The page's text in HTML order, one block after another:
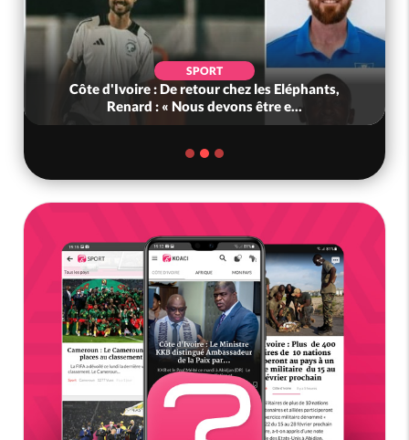
SPORT
Côte d'Ivoire : De retour chez les Eléphants,
Renard : « Nous devons être e...